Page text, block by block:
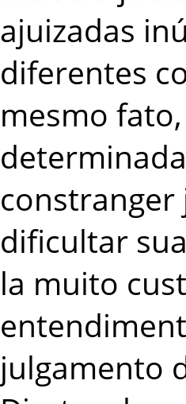
ajuizadas
diferentes
mesmo
dificultar
la muito
julgamento